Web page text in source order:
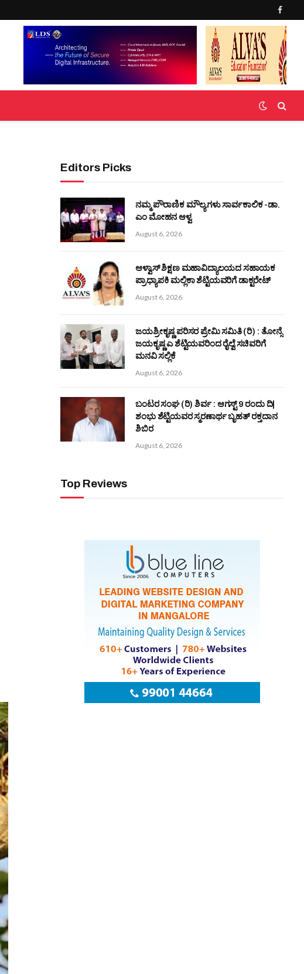
Editors Picks
ನಮ್ಮ ಪೌರಾಣಿಕ ಮೌಲ್ಯಗಳು ಸಾರ್ವಕಾಲಿಕ -ಡಾ.
ಎಂ ಮೋಹನ ಆಳ್ವ
August 6, 2026
ಆಳ್ವಾಸ್ ಶಿಕ್ಷಣ ಮಹಾವಿದ್ಯಾಲಯದ ಸಹಾಯಕ
ಪ್ರಾಧ್ಯಾಪಕಿ ಮಲ್ಲಿಕಾ ಶೆಟ್ಟಿಯವರಿಗೆ ಡಾಕ್ಟರೇಟ್
August 6, 2026
ಜಯಶ್ರೀಕೃಷ್ಣ ಪರಿಸರ ಪ್ರೇಮಿ ಸಮಿತಿ (ರಿ) : ತೋನ್ಸೆ
ಜಯಕೃಷ್ಣ ಎ ಶೆಟ್ಟಿಯವರಿಂದ ರೈಲ್ವೆ ಸಚಿವರಿಗೆ
ಮನವಿ ಸಲ್ಲಿಕೆ
August 6, 2026
ಬಂಟರ ಸಂಘ (ರಿ) ಶಿರ್ವ : ಆಗಸ್ಟ್ 9 ರಂದು ದಿ|
ಶಂಭು ಶೆಟ್ಟಿಯವರ ಸ್ಮರಣಾರ್ಥ ಬೃಹತ್ ರಕ್ತದಾನ
ಶಿಬಿರ
August 6, 2026
Top Reviews